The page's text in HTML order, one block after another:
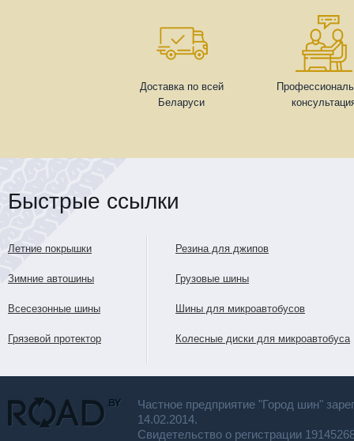
Доставка по всей
Беларуси
Быстрые ссылки
Летние покрышки
Зимние автошины
Всесезонные шины
Грязевой протектор
Резина для джипов
Грузовые шины
Шины для микроавтобусов
Колесные диски для микроавтобуса
Частное предприятие "Город шин"
14.02.2014.
Свидетельство о регистрации